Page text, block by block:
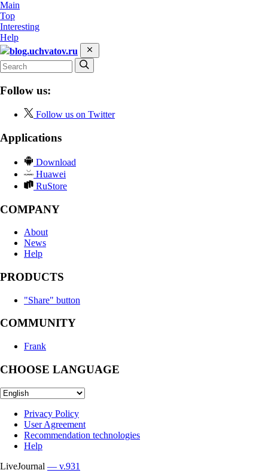
Main
Top
Interesting
Help
blog.uchvatov.ru
Follow us:
Follow us on Twitter
Applications
Download
Huawei
RuStore
COMPANY
About
News
Help
PRODUCTS
"Share" button
COMMUNITY
Frank
CHOOSE LANGUAGE
Privacy Policy
User Agreement
Recommendation technologies
Help
LiveJournal — v.931